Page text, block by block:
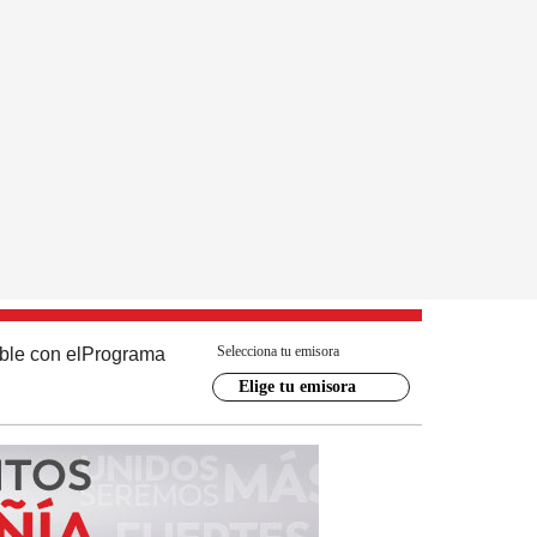
con el Programa Selecciona tu emisora
Elige tu emisora